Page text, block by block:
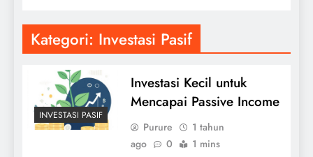
Kategori: Investasi Pasif
INVESTASI PASIF
Investasi Kecil untuk
Mencapai Passive Income
Purure
1 tahun
ago
0 1 mins